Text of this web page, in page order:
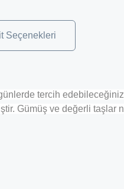
Seçenekleri
tercih
Gümüş ve değerli taşlar